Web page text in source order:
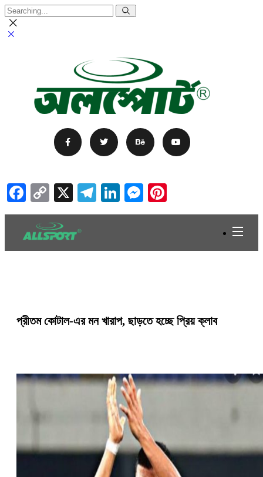
Facebook
Copy
Link
X Telegram
LinkedIn
Messenger
প্রীতম কোটাল-এর মন খারাপ, ছাড়তে হচ্ছে প্রিয় ক্লাব